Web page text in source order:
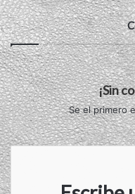
¡Sin
Se el primero